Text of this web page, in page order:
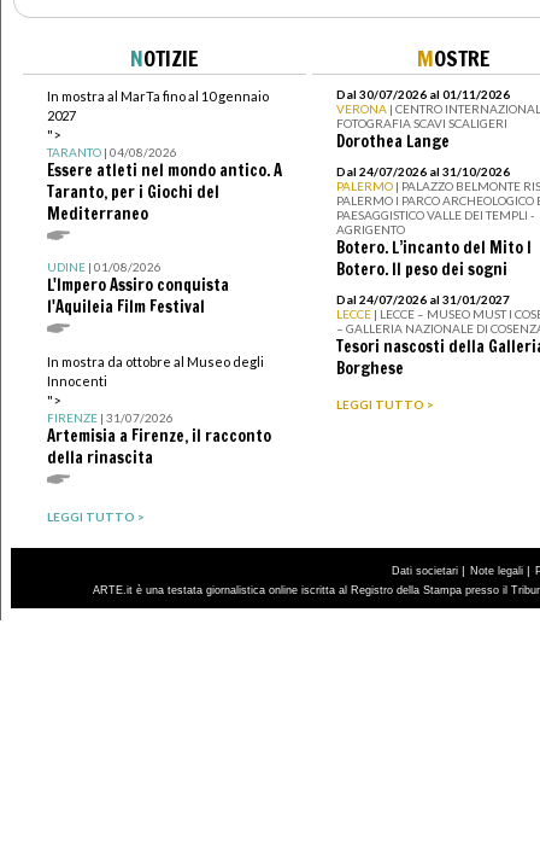
NOTIZIE
In mostra al MarTa fino al 10 gennaio
2027
">
TARANTO| 04/08/2026
Essere atleti nel mondo antico. A
Taranto, per i Giochi del
Mediterraneo
UDINE| 01/08/2026
L'Impero Assiro conquista
l'Aquileia Film Festival
In mostra da ottobre al Museo degli
Innocenti
">
FIRENZE| 31/07/2026
Artemisia a Firenze, il racconto
della rinascita
LEGGI TUTTO >
MOSTRE
Dal 30/07/2026 al 01/11/2026
VERONA | CENTRO
FOTOGRAFIA SCAVI SCALIGERI
Dorothea Lange
Dal 24/07/2026 al 31/10/2026
PALERMO | PALAZZO BELMONTE
PALERMO I PARCO ARCHEOLOGICO
PAESAGGISTICO VALLE DEI TEMPLI -
AGRIGENTO
Botero. L’incanto del Mito I
Botero. Il peso dei sogni
Dal 24/07/2026 al 31/01/2027
LECCE | LECCE – MUSEO MUST I
– GALLERIA NAZIONALE DI
Tesori nascosti della
Borghese
LEGGI TUTTO >
Dati societari | Note legali |
ARTE.it è una testata giornalistica online iscritta al Registro della Stampa presso il